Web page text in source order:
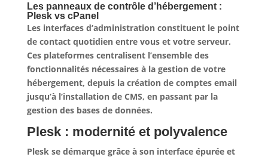
Les panneaux de contrôle d’hébergement :
Plesk vs cPanel
Les interfaces d’administration constituent le point
de contact quotidien entre vous et votre serveur.
Ces plateformes centralisent l’ensemble des
fonctionnalités nécessaires à la gestion de votre
hébergement, depuis la création de comptes email
jusqu’à l’installation de CMS, en passant par la
gestion des bases de données.
Plesk : modernité et polyvalence
Plesk se démarque grâce à son interface épurée et